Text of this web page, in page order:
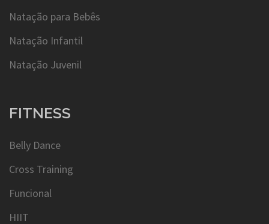
Natação para Bebês
Natação Infantil
Natação Juvenil
FITNESS
Belly Dance
Cross Training
Funcional
HIIT